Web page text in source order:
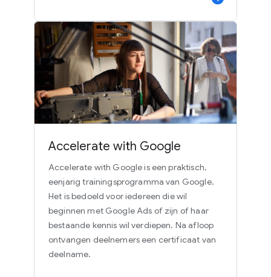
Accelerate with Google
Accelerate with Google is een praktisch,
eenjarig trainingsprogramma van Google.
Het is bedoeld voor iedereen die wil
beginnen met Google Ads of zijn of haar
bestaande kennis wil verdiepen. Na afloop
ontvangen deelnemers een certificaat van
deelname.